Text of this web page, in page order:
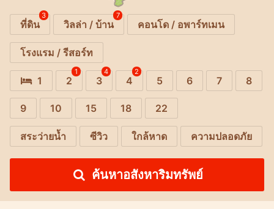
ที่ดิน
3
วิลล่า / บ้าน
7
คอนโด / อพาร์ทเมน
โรงแรม / รีสอร์ท
1 2
1
3
4
4
2
5 6 7 8
9 10 15 18 22
สระว่ายน้ำ ซีวิว ใกล้หาด ความปลอดภัย
ค้นหาอสังหาริมทรัพย์